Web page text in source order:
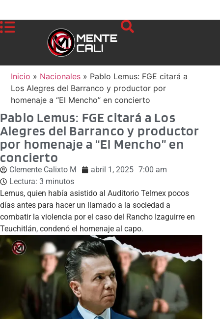
Inicio » Nacionales » Pablo Lemus: FGE citará a
Los Alegres del Barranco y productor por
homenaje a “El Mencho” en concierto
Pablo Lemus: FGE citará a Los
Alegres del Barranco y productor
por homenaje a “El Mencho” en
concierto
Clemente Calixto M abril 1, 2025 7:00 am
Lectura: 3 minutos
Lemus, quien había asistido al Auditorio Telmex pocos
días antes para hacer un llamado a la sociedad a
combatir la violencia por el caso del Rancho Izaguirre en
Teuchitlán, condenó el homenaje al capo.